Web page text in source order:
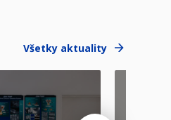
Všetky aktuality